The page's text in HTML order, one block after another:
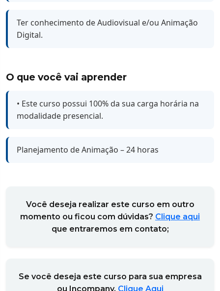
Ter conhecimento de Audiovisual e/ou Animação
Digital.
O que você vai aprender
• Este curso possui 100% da sua carga horária na
modalidade presencial.
Planejamento de Animação – 24 horas
Você deseja realizar este curso em outro
momento ou ficou com dúvidas? Clique aqui
que entraremos em contato;
Se você deseja este curso para sua empresa
ou Incompany. Clique Aqui